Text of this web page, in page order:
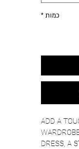
כמות *
ADD A
DRESS, A